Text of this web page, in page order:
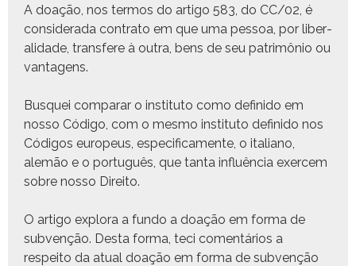
A doação, nos ter­mos do arti­go 583, do CC/02, é
con­sid­er­a­da con­tra­to em que uma pes­soa, por lib­er­
al­i­dade, trans­fere à out­ra, bens de seu patrimônio ou
vantagens.
Busquei com­parar o insti­tu­to como definido em
nos­so Códi­go, com o mes­mo insti­tu­to definido nos
Códi­gos europeus, especi­fi­ca­mente, o ital­iano,
alemão e o por­tuguês, que tan­ta influên­cia exercem
sobre nos­so Direito.
O arti­go explo­ra a fun­do a doação em for­ma de
sub­venção. Des­ta for­ma, teci comen­tários a
respeito da atu­al doação em for­ma de sub­venção